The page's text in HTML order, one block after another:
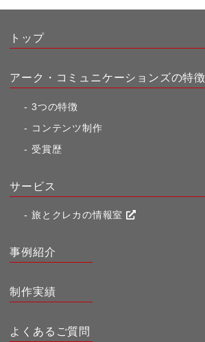
トップ
アーク・コミュニケーションズの特徴
3つの特徴
コンテンツ制作
受賞歴
サービス
旅とクレカの情報室
事例紹介
制作実績
よくあるご質問